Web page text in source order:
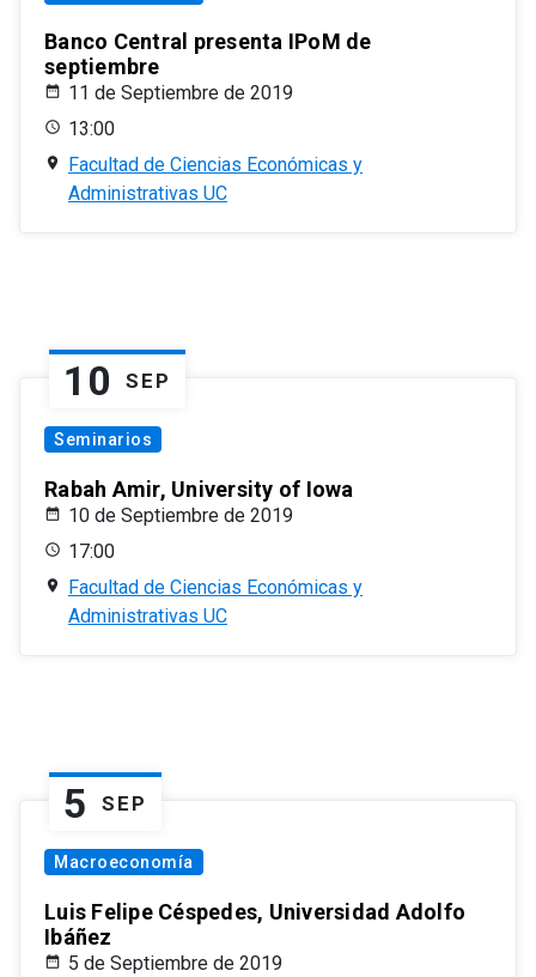
Banco Central presenta IPoM de
septiembre
11 de Septiembre de 2019
13:00
Facultad de Ciencias Económicas y
Administrativas UC
10 SEP
Seminarios
Rabah Amir, University of Iowa
10 de Septiembre de 2019
17:00
Facultad de Ciencias Económicas y
Administrativas UC
5 SEP
Macroeconomía
Luis Felipe Céspedes, Universidad Adolfo
Ibáñez
5 de Septiembre de 2019